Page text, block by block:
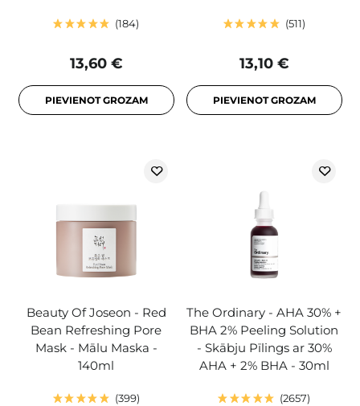
184
13,60 €
PIEVIENOT GROZAM
511
13,10 €
PIEVIENOT GROZAM
Beauty Of Joseon - Red
Bean Refreshing Pore
Mask - Mālu Maska -
140ml
399
The Ordinary - AHA 30% +
BHA 2% Peeling Solution
- Skābju Pīlings ar 30%
AHA + 2% BHA - 30ml
2657